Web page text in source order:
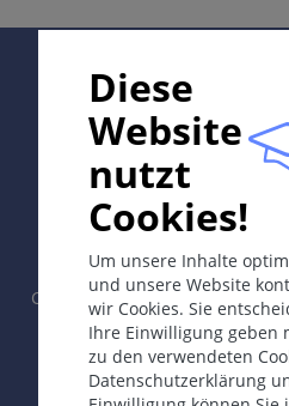
Synonyme
Hämorriden.
Epidemiologie
Bei 70% der Erwachsenen
nachweisbar. Prävalenz
Diese
Website
nutzt
Cookies!
Um unsere Inhalte
und unsere Website
wir Cookies. Sie
Ihre Einwilligung geben
zu den verwendeten
Datenschutzerklärung
In collaboration with
group
Copyright © 2003-2026 by
Gründungsredakteur
Koordination durch
All rights